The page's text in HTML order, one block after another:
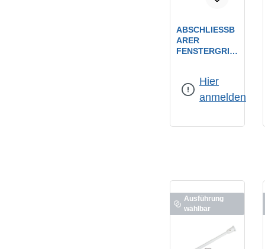
ABSCHLIESSBA
RER F
ENSTERGRIFF
DELSTAHL / M
. FESTEM 7
30MM S
Hier
anmelden
Ausführung
wählbar